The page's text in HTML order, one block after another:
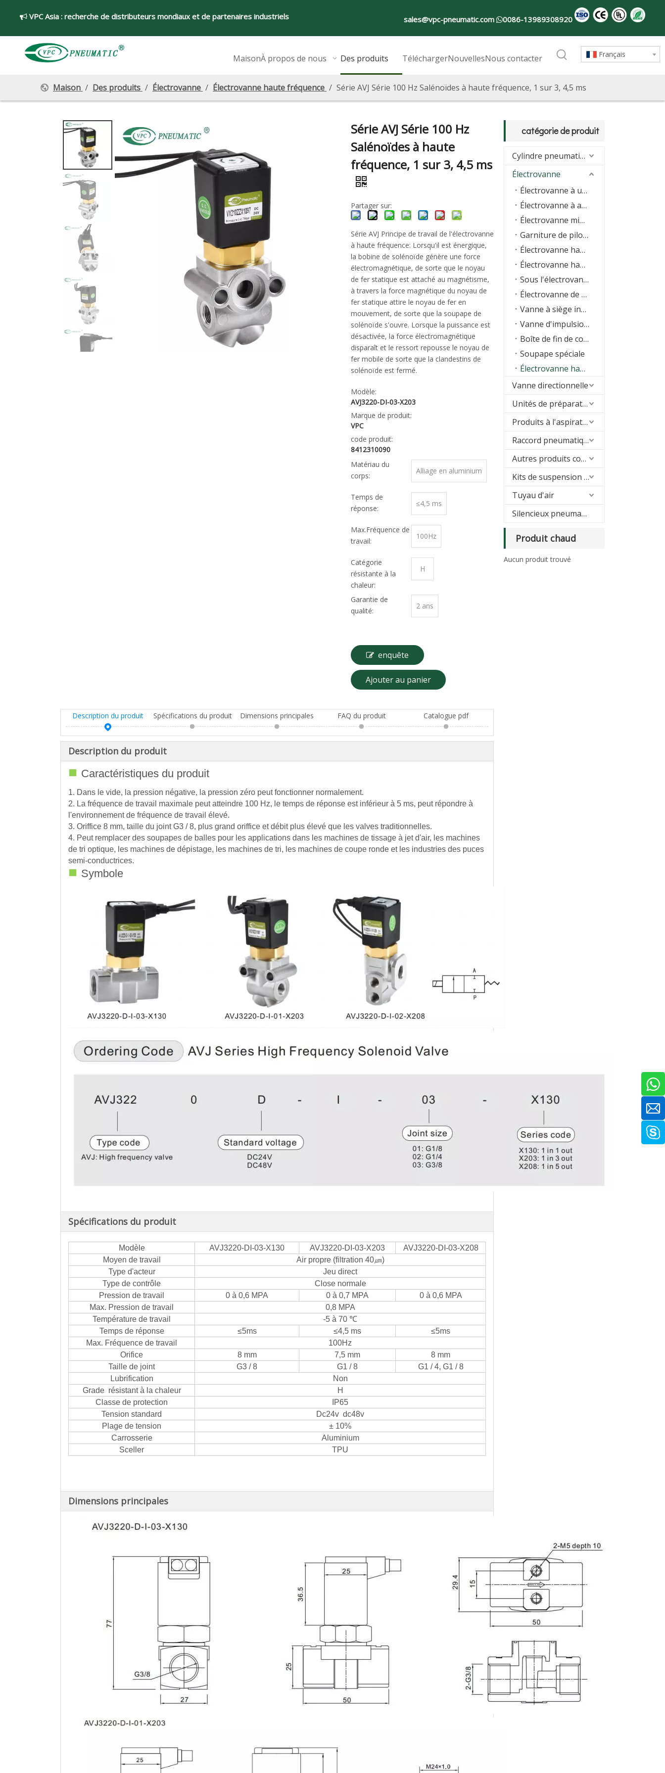
 VPC Asia : recherche de distributeurs mondiaux et de partenaires industriels sales@vpc-pneumatic.com 0086-13989308920
MaisonÀ propos de nous Des produits TéléchargerNouvellesNous contacter Français
Maison / Des produits / Électrovanne / Électrovanne haute fréquence / Série AVJ Série 100 Hz Salénoïdes à haute fréquence, 1 sur 3, 4,5 ms
Série AVJ Série 100 Hz
Salénoïdes à haute
fréquence, 1 sur 3, 4,5 ms
Partager sur:
Série AVJ Principe de travail de l'électrovanne
à haute fréquence: Lorsqu'il est énergique,
la bobine de solénoïde génère une force
électromagnétique, de sorte que le noyau
de fer statique est attaché au magnétisme,
à travers la force magnétique du noyau de
fer statique attire le noyau de fer en
mouvement, de sorte que la soupape de
solénoïde s'ouvre. Lorsque la puissance est
désactivée, la force électromagnétique
disparaît et le ressort repousse le noyau de
fer mobile de sorte que la clandestins de
solénoïde est fermé.
Modèle:
AVJ3220-DI-03-X203
Marque de produit:
VPC
code produit:
8412310090
Matériau du
corps:
Alliage en aluminium
Temps de
réponse:
≤4,5 ms
Max.Fréquence de
travail:
100Hz
Catégorie
résistante à la
chaleur:
H
Garantie de
qualité:
2 ans
enquête
Ajouter au panier
Description du produit Spécifications du produit Dimensions principales FAQ du produit Catalogue pdf
Description du produit
■ Caractéristiques du produit
1. Dans le vide, la pression négative, la pression zéro peut fonctionner normalement.
2. La fréquence de travail maximale peut atteindre 100 Hz, le temps de réponse est inférieur à 5 ms, peut répondre à
l'environnement de fréquence de travail élevé.
3. Oriffice 8 mm, taille du joint G3 / 8, plus grand oriffice et débit plus élevé que les valves traditionnelles.
4. Peut remplacer des soupapes de balles pour les applications dans les machines de tissage à jet d'air, les machines
de tri optique, les machines de dépistage, les machines de tri, les machines de coupe ronde et les industries des puces
semi-conductrices.
■ Symbole
Spécifications du produit
Modèle AVJ3220-DI-03-X130 AVJ3220-DI-03-X203
AVJ3220-DI-03-X208
Moyen de travail
Air propre (filtration 40㎛)
Type d'acteur
Jeu direct
Type de contrôle
Close normale
Pression de travail
0 à 0,6 MPA 0 à 0,7 MPA
0 à 0,6 MPA
Max. Pression de travail
0,8 MPA
Température de travail
-5 à 70 ℃
Temps de réponse
≤5ms ≤4,5 ms
≤5ms
Max. Fréquence de travail
100Hz
Orifice
8 mm 7,5 mm
8 mm
Taille de joint
G3 / 8 G1 / 8
G1 / 4, G1 / 8
Lubrification
Non
Grade résistant à la chaleur
H
Classe de protection
IP65
Tension standard
Dc24v dc48v
Plage de tension
± 10%
Carrosserie
Aluminium
Sceller
TPU
Dimensions principales
catégorie de produit
Cylindre pneumatique
Électrovanne
Électrovanne à usage général
Électrovanne à action directe
Électrovanne miniature
Garniture de pilote à pilotage
Électrovanne haute pression
Électrovanne haute température
Sous l'électrovanne de l'eau
Électrovanne de machine RO
Vanne à siège incliné
Vanne d'impulsion de dépoussiéreur
Boîte de fin de course
Soupape spéciale
Électrovanne haute fréquence
Vanne directionnelle
Unités de préparation d'air (FRL)
Produits à l'aspirateur
Raccord pneumatique
Autres produits connexes
Kits de suspension pneumatique
Tuyau d'air
Silencieux pneumatique
Produit chaud
Aucun produit trouvé